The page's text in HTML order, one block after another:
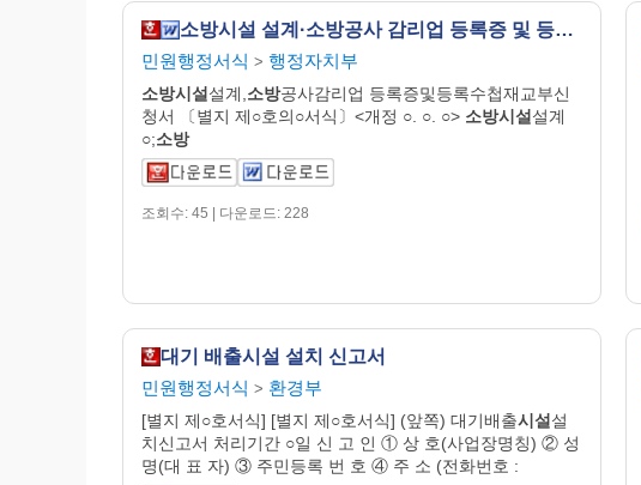
소방시설 설계·소방공사 감리업 등록증 및 등록수첩 재교부 신청서
민원행정서식 > 행정자치부
소방시설설계, 소방공사감리업 등록증및등록수첩재교부신
청서 〔별지 제○호의○서식〕<개정 ○. ○. ○> 소방시설설계
○;소방
조회수: 45 | 다운로드: 228
대기 배출시설 설치 신고서
민원행정서식 > 환경부
[별지 제○호서식] [별지 제○호서식] (앞쪽) 대기배출시설설
치신고서 처리기간 ○일 신 고 인 ① 상 호(사업장명칭) ② 성
명(대 표 자) ③ 주민등록 번 호 ④ 주 소 (전화번호 :